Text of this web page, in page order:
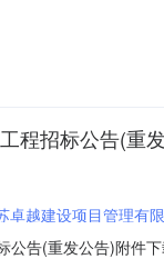
江苏沐飒建设工程
程招标公告(重
卓越建设项目管理有
告(重发公告)附件